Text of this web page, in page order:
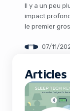
Il y a un peu
impact
le premier
société du
07/11/
Articles